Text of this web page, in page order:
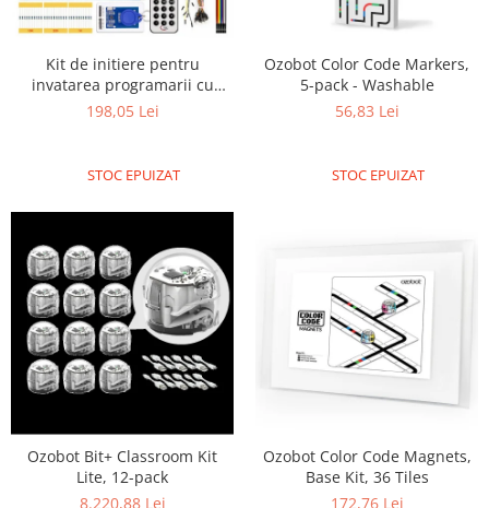
Nvidia
Olinuxino
Photon
Thing
TI
Senzori
Accelerometru
Biometric
Forta
Kit de initiere pentru
invatarea programarii cu
placa de dezvoltare pentru
RFID
198,05 Lei
STOC EPUIZAT
Ozobot Color Code Markers,
5-pack - Washable
56,83 Lei
STOC EPUIZAT
Ozobot Bit+ Classroom Kit
Lite, 12-pack
8.220,88 Lei
Ozobot Color Code Magnets,
Base Kit, 36 Tiles
172,76 Lei